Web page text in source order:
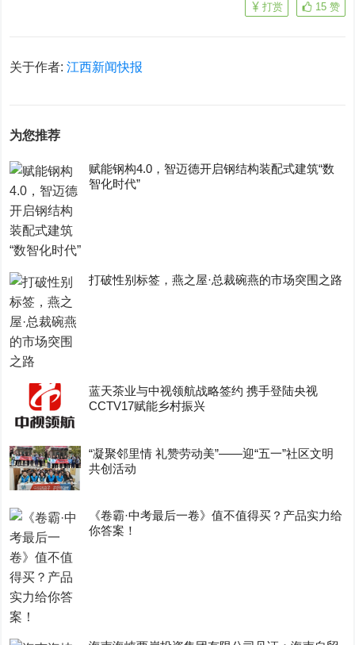
15 赞
打赏
关于作者:江西新闻快报
为您推荐
赋能钢构4.0，智迈德开启钢结构装配式建筑“数
智化时代”
打破性别标签，燕之屋·总裁碗燕的市场突围之路
蓝天茶业与中视领航战略签约 携手登陆央视
CCTV17赋能乡村振兴
“凝聚邻里情 礼赞劳动美”——迎“五一”社区文明
共创活动
《卷霸·中考最后一卷》值不值得买？产品实力给
你答案！